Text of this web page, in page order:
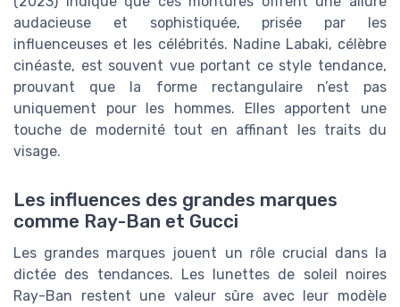
audacieuse et sophistiquée, prisée par les
influenceuses et les célébrités. Nadine Labaki, célèbre
cinéaste, est souvent vue portant ce style tendance,
prouvant que la forme rectangulaire n’est pas
uniquement pour les hommes. Elles apportent une
touche de modernité tout en affinant les traits du
visage.
Les influences des grandes marques
comme Ray-Ban et Gucci
Les grandes marques jouent un rôle crucial dans la
dictée des tendances. Les lunettes de soleil noires
Ray-Ban restent une valeur sûre avec leur modèle